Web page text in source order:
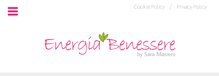
Privacy Policy
Cookie Policy /